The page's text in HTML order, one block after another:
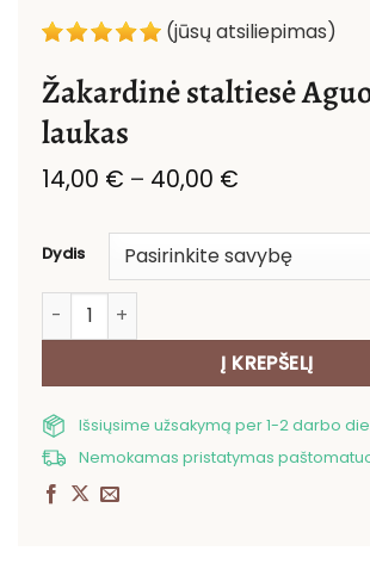
(jūsų atsiliepimas)
Žakardinė staltiesė
laukas
14,00 € – 40,00 €
through
40,00 €
Dydis
produkto kiekis: Žakardinė staltiesė
Į KREPŠELĮ
Išsiųsime užsakymą per 1-2 darbo
Nemokamas pristatymas